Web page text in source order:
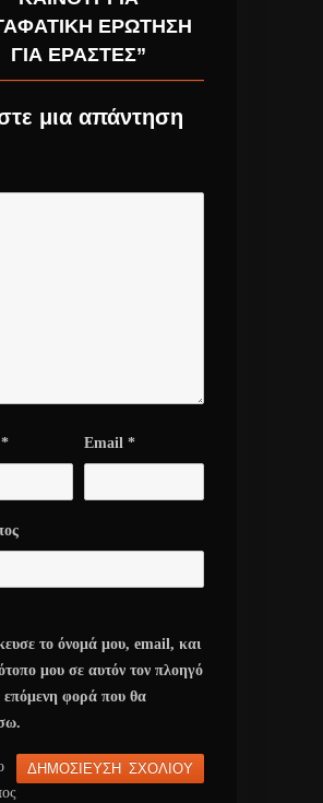
ΕΡΩΤΗΣΗ
ΓΙΑ ΕΡΑΣΤΕΣ”
μια απάντηση
* Email *
το όνομά μου, email, και
μου σε αυτόν τον πλοηγό
επόμενη φορά που θα